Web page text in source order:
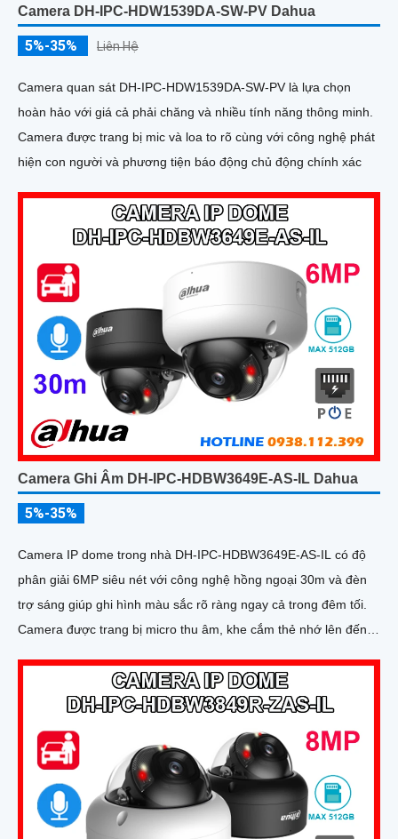
Camera DH-IPC-HDW1539DA-SW-PV Dahua
5%-35% Liên Hệ
Camera quan sát DH-IPC-HDW1539DA-SW-PV là lựa chọn
hoàn hảo với giá cả phải chăng và nhiều tính năng thông minh.
Camera được trang bị mic và loa to rõ cùng với công nghệ phát
hiện con người và phương tiện báo động chủ động chính xác
Camera Ghi Âm DH-IPC-HDBW3649E-AS-IL Dahua
5%-35%
Camera IP dome trong nhà DH-IPC-HDBW3649E-AS-IL có độ
phân giải 6MP siêu nét với công nghệ hồng ngoại 30m và đèn
trợ sáng giúp ghi hình màu sắc rõ ràng ngay cả trong đêm tối.
Camera được trang bị micro thu âm, khe cắm thẻ nhớ lên đến
và phương tiện nâng cao hiệu quả giám sát